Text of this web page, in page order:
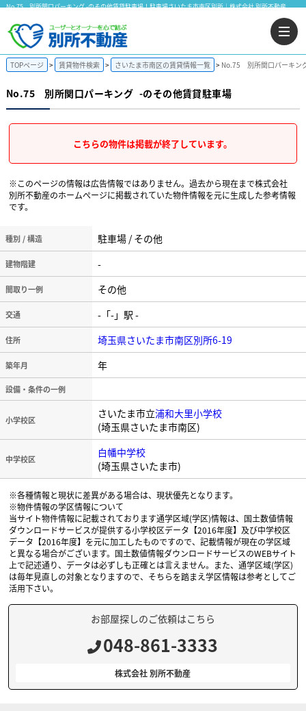
No.75 別所関口パーキング -のその他賃貸駐車場！駐車場さいたま市南区別所｜株式会社 別所不動産
TOPページ 賃貸物件検索 さいたま市南区の賃貸情報一覧 No.75 別所関口パーキン
No.75 別所関口パーキング -のその他賃貸駐車場
こちらの物件は掲載が終了しています。
※このページの情報は広告情報ではありません。過去から現在まで株式会社
別所不動産のホームぺージに掲載されていた物件情報を元に生成した参考情報
です。
種別 / 構造 駐車場 / その他
建物階建 -
間取り一例 その他
交通 -「-」駅 -
住所 埼玉県さいたま市南区別所6-19
築年月 年
設備・条件の一例
小学校区 さいたま市立浦和大里小学校
(埼玉県さいたま市南区)
中学校区
白幡中学校
(埼玉県さいたま市)
※各種情報と現状に差異がある場合は、現状優先となります。
※物件情報の学区情報について
当サイト物件情報に記載されております通学区域(学区)情報は、国土数値情報
ダウンロードサービスが提供する小学校区データ【2016年度】及び中学校区
データ【2016年度】を元に加工したものですので、記載情報が現在の学区域
と異なる場合がございます。国土数値情報ダウンロードサービスのWEBサイト
上で記述通り、データは必ずしも正確とは言えません。また、通学区域(学区)
は毎年見直しの対象となりますので、そちらを踏まえ学区情報は参考としてご
活用下さい。
お部屋探しのご依頼はこちら
048-861-3333
株式会社 別所不動産